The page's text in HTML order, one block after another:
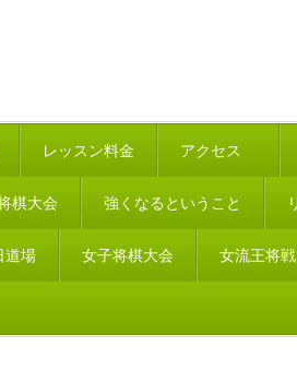
レッスン料金 アクセス
棋大会 強くなるということ
道場 女子将棋大会 女流王将戦